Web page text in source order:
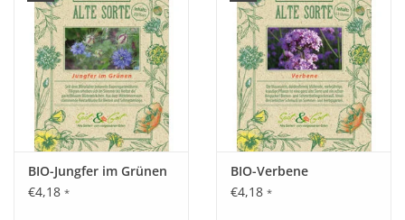
BIO-Jungfer im Grünen
€4,18 *
BIO-Verbene
€4,18 *